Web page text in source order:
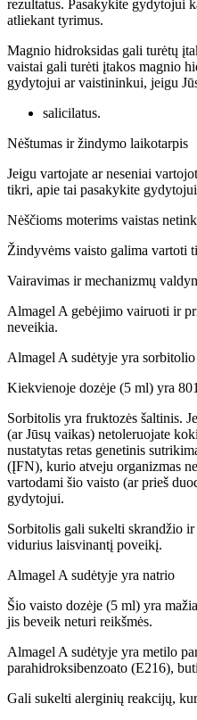
rezultatus. Pasakykite gydytojui
atliekant tyrimus.
Magnio hidroksidas gali turėtų
vaistai gali turėti įtakos magnio
gydytojui ar vaistininkui, jeigu
salicilatus.
Nėštumas ir žindymo laikotarpis
Jeigu vartojate ar neseniai
tikri, apie tai pasakykite
Nėščioms moterims vaistas
Žindyvėms vaisto galima vartoti
Vairavimas ir mechanizmų
Almagel A gebėjimo vairuoti ir
neveikia.
Almagel A sudėtyje yra
Kiekvienoje dozėje (5 ml) yra
Sorbitolis yra fruktozės šaltinis.
(ar Jūsų vaikas) netoleruojate
nustatytas retas genetinis
(ĮFN), kurio atveju organizmas
vartodami šio vaisto (ar prieš
gydytojui.
Sorbitolis gali sukelti skrandžio
vidurius laisvinantį poveikį.
Almagel A sudėtyje yra natrio
Šio vaisto dozėje (5 ml) yra
jis beveik neturi reikšmės.
Almagel A sudėtyje yra metilo
parahidroksibenzoato (E216),
Gali sukelti alerginių reakcijų,